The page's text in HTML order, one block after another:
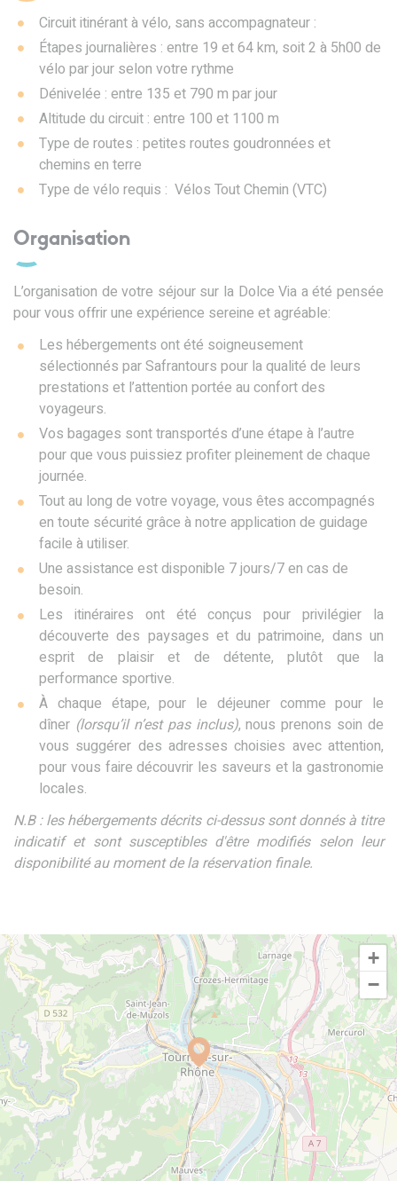
Circuit itinérant à vélo, sans accompagnateur :
Étapes journalières : entre 19 et 64 km, soit 2 à 5h00 de
vélo par jour selon votre rythme
Dénivelée : entre 135 et 790 m par jour
Altitude du circuit : entre 100 et 1100 m
Type de routes : petites routes goudronnées et
chemins en terre
Type de vélo requis : Vélos Tout Chemin (VTC)
Organisation
L’organisation de votre séjour sur la Dolce Via a été pensée
pour vous offrir une expérience sereine et agréable:
Les hébergements ont été soigneusement
sélectionnés par Safrantours pour la qualité de leurs
prestations et l’attention portée au confort des
voyageurs.
Vos bagages sont transportés d’une étape à l’autre
pour que vous puissiez profiter pleinement de chaque
journée.
Tout au long de votre voyage, vous êtes accompagnés
en toute sécurité grâce à notre application de guidage
facile à utiliser.
Une assistance est disponible 7 jours/7 en cas de
besoin.
Les itinéraires ont été conçus pour privilégier la
découverte des paysages et du patrimoine, dans un
esprit de plaisir et de détente, plutôt que la
performance sportive.
À chaque étape, pour le déjeuner comme pour le
dîner (lorsqu’il n’est pas inclus), nous prenons soin de
vous suggérer des adresses choisies avec attention,
pour vous faire découvrir les saveurs et la gastronomie
locales.
N.B : les hébergements décrits ci-dessus sont donnés à titre
indicatif et sont susceptibles d'être modifiés selon leur
disponibilité au moment de la réservation finale.
+
−